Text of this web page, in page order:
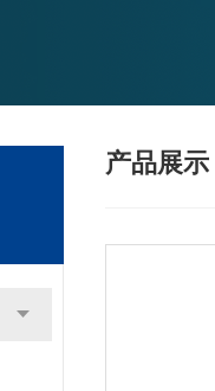
产品展示